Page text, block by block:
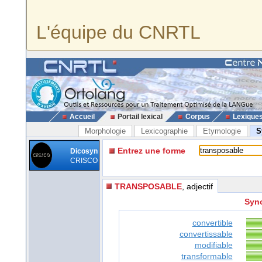
L'équipe du CNRTL
Accueil Portail lexical Corpus
Morphologie Lexicographie Etymologie
Dicosyn
CRISCO
Entrez une forme
TRANSPOSABLE , adjectif
convertible
convertissable
modifiable
transformable